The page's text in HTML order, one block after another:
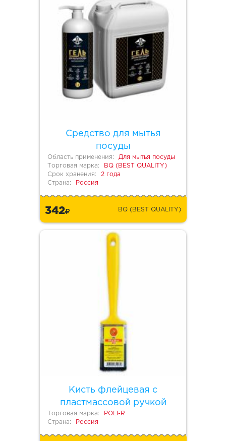
Средство для мытья
посуды
Область применения:
Для мытья посуды
Торговая марка:
BQ (BEST QUALITY)
Срок хранения:
2 года
Страна:
Россия
342 BQ (BEST QUALITY)
Кисть флейцевая с
пластмассовой ручкой
Торговая марка:
POLI-R
Страна:
Россия